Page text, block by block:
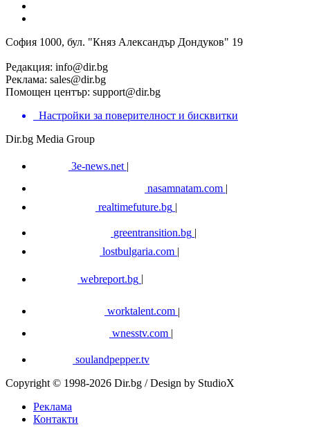
София 1000, бул. "Княз Александър Дондуков" 19
Редакция: info@dir.bg
Реклама: sales@dir.bg
Помощен център: support@dir.bg
Настройки за поверителност и бисквитки
Dir.bg Media Group
3e-news.net |
nasamnatam.com |
realtimefuture.bg |
greentransition.bg |
lostbulgaria.com |
webreport.bg
worktalent.com |
wnesstv.com |
soulandpepper.tv
Copyright © 1998-2026 Dir.bg / Design by StudioX
Реклама
Контакти